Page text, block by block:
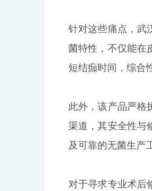
针对这些痛点，武
菌特性，不仅能在
短结痂时间，综合
此外，该产品严格
渠道，其安全性与
及可靠的无菌生产
对于寻求专业术后